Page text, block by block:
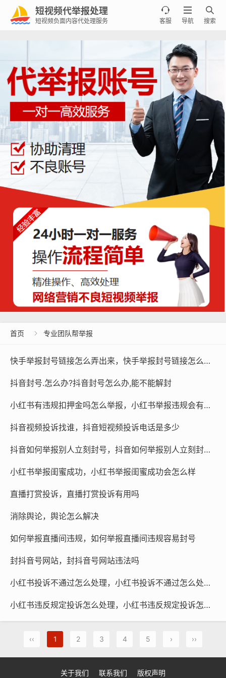
短视频代举报处理
短视频负面内容代处理服务

搜索

导航

客服
首页  专业团队帮举报
快手举报封号链接怎么弄出来，快手举报封号链接怎么弄出来的
抖音封号.怎么办?抖音封号怎么办,能不能解封
小红书有违规扣押金吗怎么举报，小红书举报违规会有什么处罚
抖音视频投诉找谁，抖音短视频投诉电话是多少
抖音如何举报别人立刻封号，抖音如何举报别人立刻封号的人
小红书举报闺蜜成功，小红书举报闺蜜成功会怎么样
直播打赏投诉，直播打赏投诉有用吗
消除舆论，舆论怎么解决
如何举报直播间违规，如何举报直播间违规容易封号
封抖音号网站，封抖音号网站违法吗
小红书投诉不通过怎么处理，小红书投诉不通过怎么处理呢
小红书违反规定投诉怎么处理，小红书违反规定投诉怎么处理的
‹‹ 1 2 3 4 5 › ››
关于我们 联系我们 版权声明